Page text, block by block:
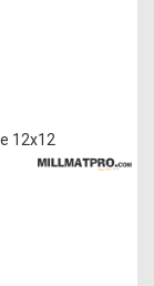
12x12